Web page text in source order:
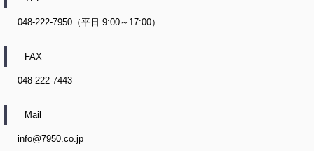
048-222-7950（平日 9:00～17:00）
FAX
048-222-7443
Mail
info@7950.co.jp